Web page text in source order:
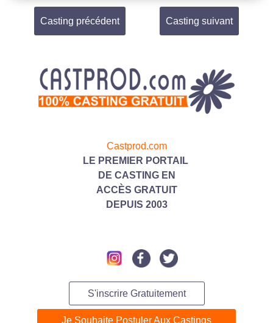
Casting précédent Casting suivant
Castprod.com
LE PREMIER PORTAIL
DE CASTING EN
ACC ÈS GRATUIT
DEPUIS 2003
S'inscrire Gratuitement
Je Souhaite Postuler Aux Castings